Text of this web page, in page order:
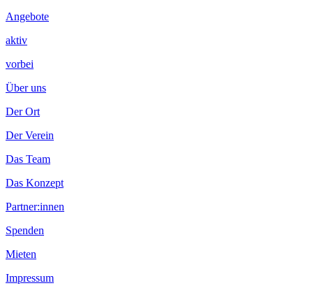
Angebote
aktiv
vorbei
Über uns
Der Ort
Der Verein
Das Team
Das Konzept
Partner:innen
Spenden
Mieten
Impressum